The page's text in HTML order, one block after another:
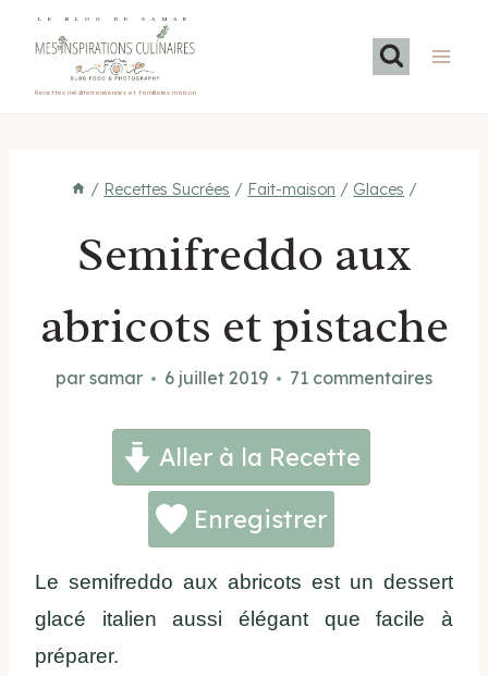
LE BLOG DE SAMAR
Recettes méditerranéennes et familiales maison
/ Recettes Sucrées / Fait-maison / Glaces /
Semifreddo aux
abricots et pistache
par samar 6 juillet 2019 71 commentaires
Aller à la Recette
Enregistrer
Le semifreddo aux abricots est un dessert
glacé italien aussi élégant que facile à
préparer.